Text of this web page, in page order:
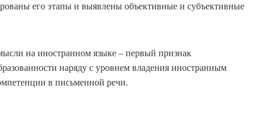
его этапы и выявлены объективные и субъективные
на иностранном языке – первый признак
наряду с уровнем владения иностранным
в письменной речи.